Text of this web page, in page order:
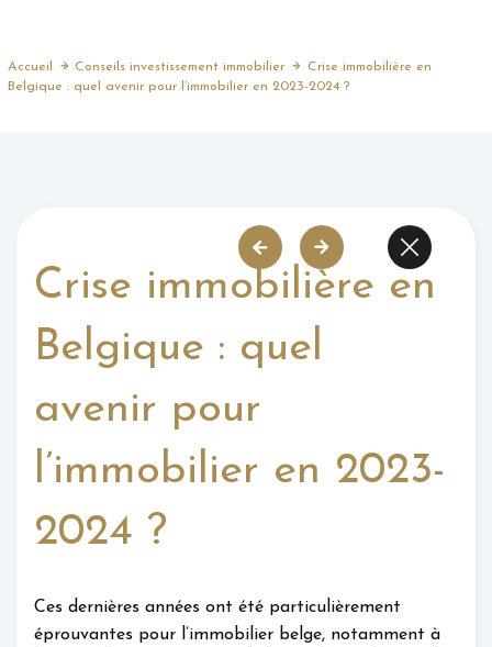
Accueil Conseils investissement immobilier
Crise immobilière en
Belgique : quel avenir pour l’immobilier en 2023-2024 ?
Crise immobilière en
Belgique : quel
avenir pour
l’immobilier en 2023-
2024 ?
Ces dernières années ont été particulièrement
éprouvantes pour l’immobilier belge, notamment à